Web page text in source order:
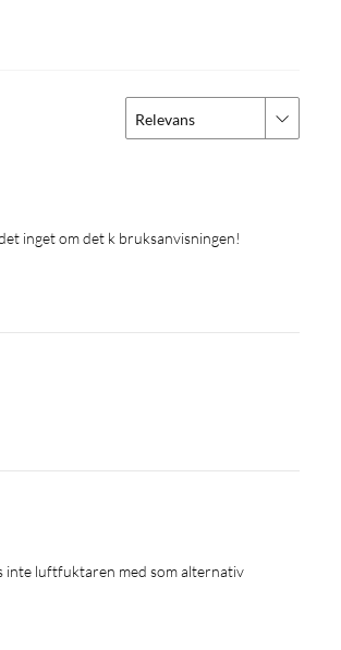
Relevans
inget om det k bruksanvisningen!
inte luftfuktaren med som alternativ